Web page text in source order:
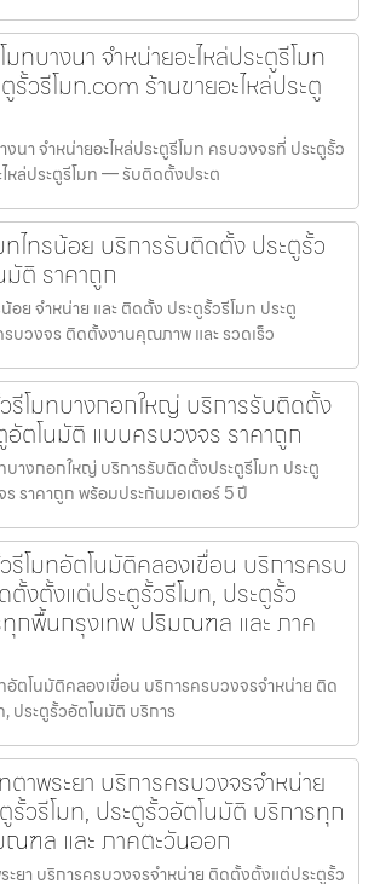
ทบางนา จำหน่ายอะไหล่ประตูรีโมท
วรีโมท.com ร้านขายอะไหล่ประตู
นา จำหน่ายอะไหล่ประตูรีโมท ครบวงจรที่ ประตูรั้ว
หล่ประตูรีโมท — รับติดตั้งประต
ไทรน้อย บริการรับติดตั้ง ประตูรั้ว
มัติ ราคาถูก
อย จำหน่าย และ ติดตั้ง ประตูรั้วรีโมท ประตู
บวงจร ติดตั้งงานคุณภาพ และ รวดเร็ว
รีโมทบางกอกใหญ่ บริการรับติดตั้ง
อัตโนมัติ แบบครบวงจร ราคาถูก
างกอกใหญ่ บริการรับติดตั้งประตูรีโมท ประตู
ราคาถูก พร้อมประกันมอเตอร์ 5 ปี
โมทอัตโนมัติคลองเขื่อน บริการครบ
ตั้งตั้งแต่ประตูรั้วรีโมท, ประตูรั้ว
กพื้นกรุงเทพ ปริมณฑล และ ภาค
ตโนมัติคลองเขื่อน บริการครบวงจรจำหน่าย ติด
ประตูรั้วอัตโนมัติ บริการ
ตาพระยา บริการครบวงจรจำหน่าย
วรีโมท, ประตูรั้วอัตโนมัติ บริการทุก
ฑล และ ภาคตะวันออก
ะยา บริการครบวงจรจำหน่าย ติดตั้งตั้งแต่ประตูรั้ว